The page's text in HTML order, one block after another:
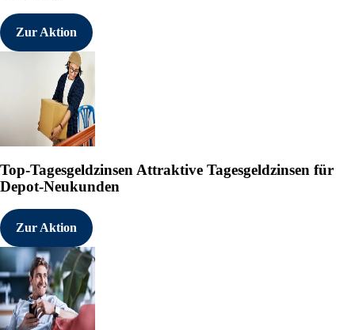
Zur Aktion
Top-Tagesgeldzinsen Attraktive Tagesgeldzinsen für
Depot-Neukunden
Zur Aktion